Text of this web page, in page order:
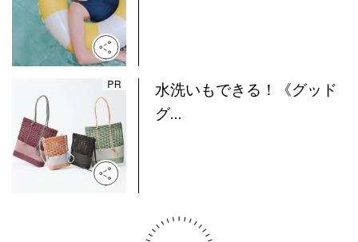
水洗いもできる！《グッド
グ...